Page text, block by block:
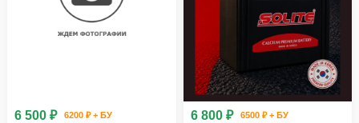
6 500 ₽
6200 ₽ + БУ
6 800 ₽
6500 ₽ + БУ